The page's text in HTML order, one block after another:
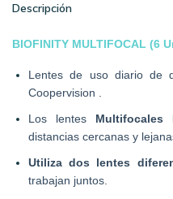
Descripción
BIOFINITY MULTIFOCAL (6
Lentes de uso diario de
Coopervision .
Los lentes Multifocales
distancias cercanas y
Utiliza dos lentes
trabajan juntos.